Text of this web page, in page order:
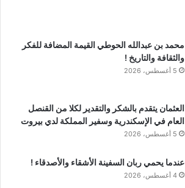
محمد بن عبدالله الحوطي القيمة المضافة للفكر
والثقافة والتاريخ !
5 أغسطس، 2026
العثمان يتقدم بالشكر والتقدير لكلا من القنصل
العام في الإسكندرية وسفير المملكة لدي بيروت
5 أغسطس، 2026
عندما يحمي ربان السفينة الأشقاء والأصدقاء !
4 أغسطس، 2026